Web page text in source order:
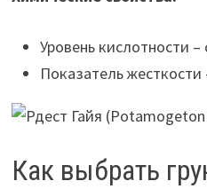
Уровень кислотности
Показатель жесткости
Как выбрать